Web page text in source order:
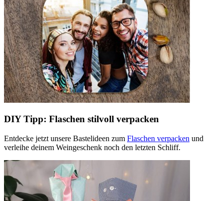
DIY Tipp: Flaschen stilvoll verpacken
Entdecke jetzt unsere Bastelideen zum Flaschen verpacken und
verleihe deinem Weingeschenk noch den letzten Schliff.